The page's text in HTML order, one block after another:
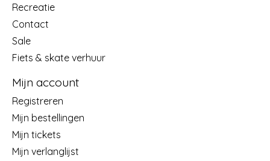
Recreatie
Contact
Sale
Fiets & skate verhuur
Mijn account
Registreren
Mijn bestellingen
Mijn tickets
Mijn verlanglijst